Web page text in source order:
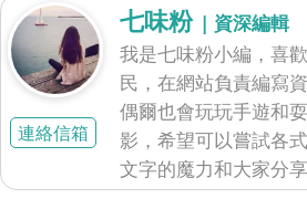
連絡信箱
七味粉 | 資深編輯
我是七味粉小編，喜
民，在網站負責編寫
偶爾也會玩玩手遊和
影，希望可以嘗試各
文字的魔力和大家分